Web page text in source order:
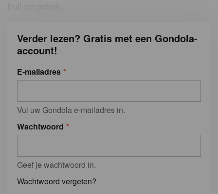
Verder lezen? Gratis met een Gondola-
account!
E-mailadres
Vul uw Gondola e-mailadres in.
Wachtwoord
Geef je wachtwoord in.
Wachtwoord vergeten?